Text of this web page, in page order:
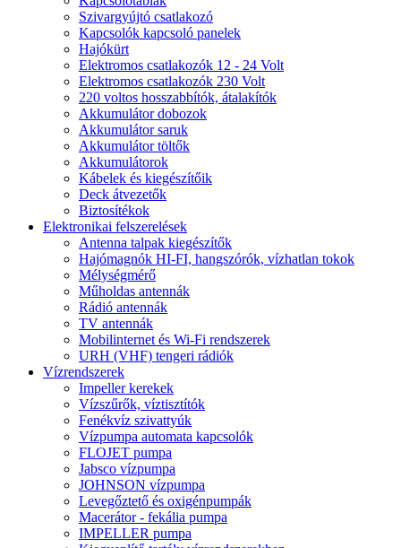
Szivargyújtó csatlakozó
Kapcsolók kapcsoló panelek
Hajókürt
Elektromos csatlakozók 12 - 24 Volt
Elektromos csatlakozók 230 Volt
220 voltos hosszabbítók, átalakítók
Akkumulátor dobozok
Akkumulátor saruk
Akkumulátor töltők
Akkumulátorok
Kábelek és kiegészítőik
Deck átvezetők
Biztosítékok
Elektronikai felszerelések
Antenna talpak kiegészítők
Hajómagnók HI-FI, hangszórók, vízhatlan tokok
Mélységmérő
Műholdas antennák
Rádió antennák
TV antennák
Mobilinternet és Wi-Fi rendszerek
URH (VHF) tengeri rádiók
Vízrendszerek
Impeller kerekek
Vízszűrők, víztisztítók
Fenékvíz szivattyúk
Vízpumpa automata kapcsolók
FLOJET pumpa
Jabsco vízpumpa
JOHNSON vízpumpa
Levegőztető és oxigénpumpák
Macerátor - fekália pumpa
IMPELLER pumpa